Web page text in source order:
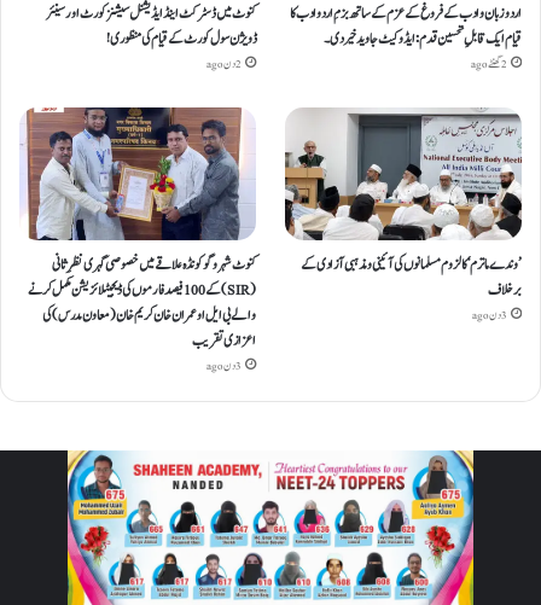
اردو زبان و ادب کے فروغ کے عزم کے ساتھ بزمِ اردو ادب کا
قیام ایک قابلِ تحسین قدم : ایڈوکیٹ جاوید خیردی۔
2 گھنٹے ago
کنوٹ میں ڈسٹرکٹ اینڈ ایڈیشنل سیشنز کورٹ اور سینئر
ڈویژن سول کورٹ کے قیام کی منظوری!
2 دن ago
’وندے ماترم‘ کا لزوم مسلمانوں کی آئینی ومذہبی آزادی کے
برخلاف
3 دن ago
کنوٹ شہر و گوکونڈہ علاقے میں خصوصی گہری نظرِ ثانی
(SIR) کے 100 فیصد فارموں کی ڈیجیٹلائزیشن مکمل کرنے
والے بی ایل او عمران خان کریم خان (معاون مدرس) کی
اعزازی تقریب
3 دن ago